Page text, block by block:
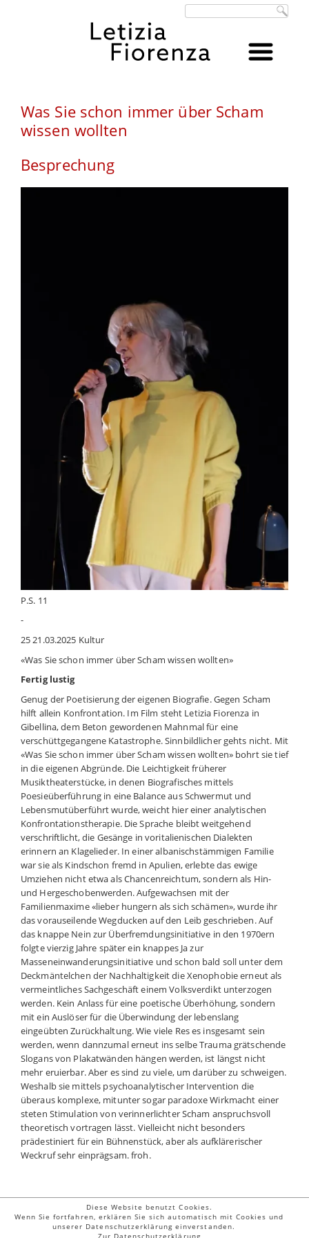
Suchbegriffe
Was Sie schon immer über Scham
wissen wollten
Besprechung
P.S. 11
-
25 21.03.2025 Kultur
«Was Sie schon immer über Scham wissen wollten»
Fertig lustig
Genug der Poetisierung der eigenen Biografie. Gegen Scham
hilft allein Konfrontation. Im Film steht Letizia Fiorenza in
Gibellina, dem Beton gewordenen Mahnmal für eine
verschüttgegangene Katastrophe. Sinnbildlicher gehts nicht. Mit
«Was Sie schon immer über Scham wissen wollten» bohrt sie tief
in die eigenen Abgründe. Die Leichtigkeit früherer
Musiktheaterstücke, in denen Biografisches mittels
Poesieüberführung in eine Balance aus Schwermut und
Lebensmutüberführt wurde, weicht hier einer analytischen
Konfrontationstherapie. Die Sprache bleibt weitgehend
verschriftlicht, die Gesänge in voritalienischen Dialekten
erinnern an Klagelieder. In einer albanischstämmigen Familie
war sie als Kindschon fremd in Apulien, erlebte das ewige
Umziehen nicht etwa als Chancenreichtum, sondern als Hin-
und Hergeschobenwerden. Aufgewachsen mit der
Familienmaxime «lieber hungern als sich schämen», wurde ihr
das vorauseilende Wegducken auf den Leib geschrieben. Auf
das knappe Nein zur Überfremdungsinitiative in den 1970ern
folgte vierzig Jahre später ein knappes Ja zur
Masseneinwanderungsinitiative und schon bald soll unter dem
Deckmäntelchen der Nachhaltigkeit die Xenophobie erneut als
vermeintliches Sachgeschäft einem Volksverdikt unterzogen
werden. Kein Anlass für eine poetische Überhöhung, sondern
mit ein Auslöser für die Überwindung der lebenslang
eingeübten Zurückhaltung. Wie viele Res es insgesamt sein
werden, wenn dannzumal erneut ins selbe Trauma grätschende
Slogans von Plakatwänden hängen werden, ist längst nicht
mehr eruierbar. Aber es sind zu viele, um darüber zu schweigen.
Weshalb sie mittels psychoanalytischer Intervention die
überaus komplexe, mitunter sogar paradoxe Wirkmacht einer
steten Stimulation von verinnerlichter Scham anspruchsvoll
theoretisch vortragen lässt. Vielleicht nicht besonders
prädestiniert für ein Bühnenstück, aber als aufklärerischer
Weckruf sehr einprägsam. froh.
© 2026 Letizia Fiorenza | Guschstr. 52 | CH - 8610 Uster | Tel. & Fax: 0041
Diese Website benutzt Cookies.
Wenn Sie fortfahren, erklären Sie sich automatisch mit Cookies und
unserer Datenschutzerklärung einverstanden.